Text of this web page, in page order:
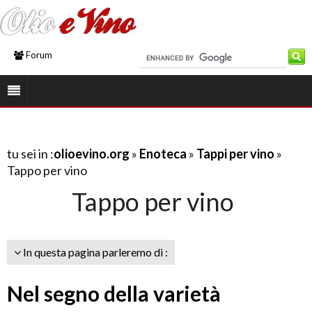
Forum
tu sei in :olioevino.org » Enoteca » Tappi per vino »
Tappo per vino
Tappo per vino
In questa pagina parleremo di :
Nel segno della varietà